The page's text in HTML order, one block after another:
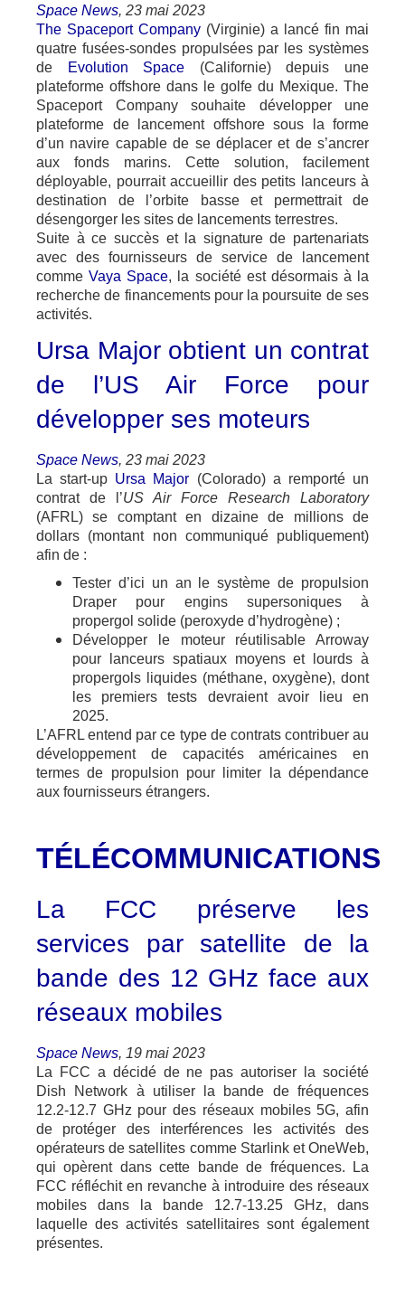
Space News, 23 mai 2023
The Spaceport Company (Virginie) a lancé fin mai
quatre fusées-sondes propulsées par les systèmes
de
Evolution Space (Californie) depuis une
plateforme offshore dans le golfe du Mexique. The
Spaceport Company souhaite développer une
plateforme de lancement offshore sous la forme
d’un navire capable de se déplacer et de s’ancrer
aux fonds marins. Cette solution, facilement
déployable, pourrait accueillir des petits lanceurs à
destination de l’orbite basse et permettrait de
désengorger les sites de lancements terrestres.
Suite à ce succès et la signature de partenariats
avec des fournisseurs de service de lancement
commeVaya Space, la société est désormais à la
recherche de financements pour la poursuite de ses
activités.
Ursa Major obtient un contrat
de l’US Air Force pour
développer ses moteurs
Space News, 23 mai 2023
La start-up Ursa Major (Colorado) a remporté un
contrat de l’US Air Force Research Laboratory
(AFRL) se comptant en dizaine de millions de
dollars (montant non communiqué publiquement)
afin de :
Tester d’ici un an le système de propulsion
Draper pour engins supersoniques à
propergol solide (peroxyde d’hydrogène) ;
Développer le moteur réutilisable Arroway
pour lanceurs spatiaux moyens et lourds à
propergols liquides (méthane, oxygène), dont
les premiers tests devraient avoir lieu en
2025.
L’AFRL entend par ce type de contrats contribuer au
développement de capacités américaines en
termes de propulsion pour limiter la dépendance
aux fournisseurs étrangers.
TÉLÉCOMMUNICATIONS
La FCC préserve les
services par satellite de la
bande des 12 GHz face aux
réseaux mobiles
Space News, 19 mai 2023
La FCC a décidé de ne pas autoriser la société
Dish Network à utiliser la bande de fréquences
12.2-12.7 GHz pour des réseaux mobiles 5G, afin
de protéger des interférences les activités des
opérateurs de satellites comme Starlink et OneWeb,
qui opèrent dans cette bande de fréquences. La
FCC réfléchit en revanche à introduire des réseaux
mobiles dans la bande 12.7-13.25 GHz, dans
laquelle des activités satellitaires sont également
présentes.